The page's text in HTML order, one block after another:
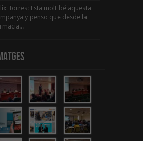
Torres: Esta molt bé aquesta
y penso que desde la